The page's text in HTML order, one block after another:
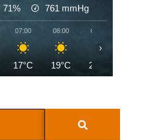
71% 761 mmHg
07:00
17°C
08:00
19°C
09:00
22°C
›